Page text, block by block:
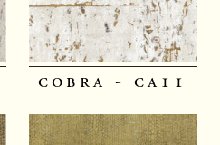
cobra - ca11